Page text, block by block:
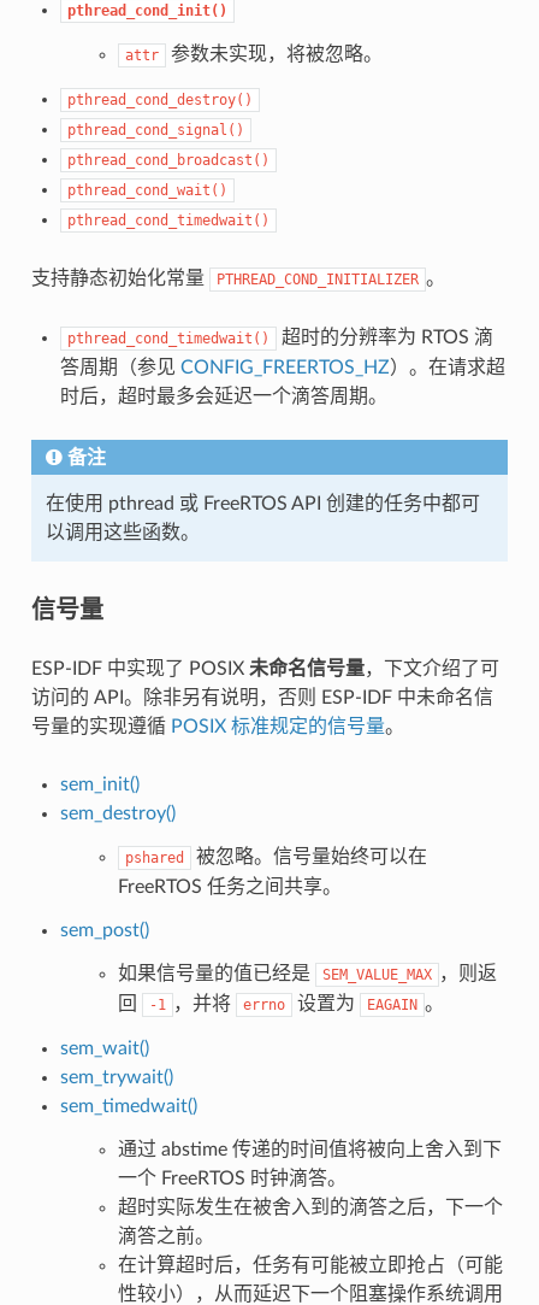
pthread_cond_init()
attr 参数未实现，将被忽略。
pthread_cond_destroy()
pthread_cond_signal()
pthread_cond_broadcast()
pthread_cond_wait()
pthread_cond_timedwait()
支持静态初始化常量 PTHREAD_COND_INITIALIZER 。
pthread_cond_timedwait()
超时的分辨率为 RTOS 滴
答周期（参见 CONFIG_FREERTOS_HZ）。在请求超
时后，超时最多会延迟一个滴答周期。
备注
在使用 pthread 或 FreeRTOS API 创建的任务中都可
以调用这些函数。
信号量
ESP-IDF 中实现了 POSIX 未命名信号量，下文介绍了可
访问的 API。除非另有说明，否则 ESP-IDF 中未命名信
号量的实现遵循 POSIX 标准规定的信号量。
sem_init()
sem_destroy()
pshared
被忽略。信号量始终可以在
FreeRTOS 任务之间共享。
sem_post()
如果信号量的值已经是 SEM_VALUE_MAX ，则返
回
-1 ，并将 errno 设置为 EAGAIN 。
sem_wait()
sem_trywait()
sem_timedwait()
通过 abstime 传递的时间值将被向上舍入到下
一个 FreeRTOS 时钟滴答。
超时实际发生在被舍入到的滴答之后，下一个
滴答之前。
在计算超时后，任务有可能被立即抢占（可能
性较小），从而延迟下一个阻塞操作系统调用